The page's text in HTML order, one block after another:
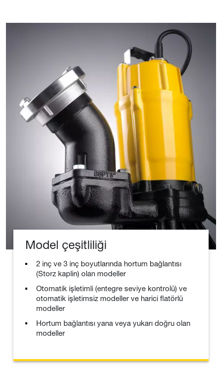
Model çeşitliliği
2 inç ve 3 inç boyutlarında hortum bağlantısı
(Storz kaplin) olan modeller
Otomatik işletimli (entegre seviye kontrolü) ve
otomatik işletimsiz modeller ve harici flatörlü
modeller
Hortum bağlantısı yana veya yukarı doğru olan
modeller